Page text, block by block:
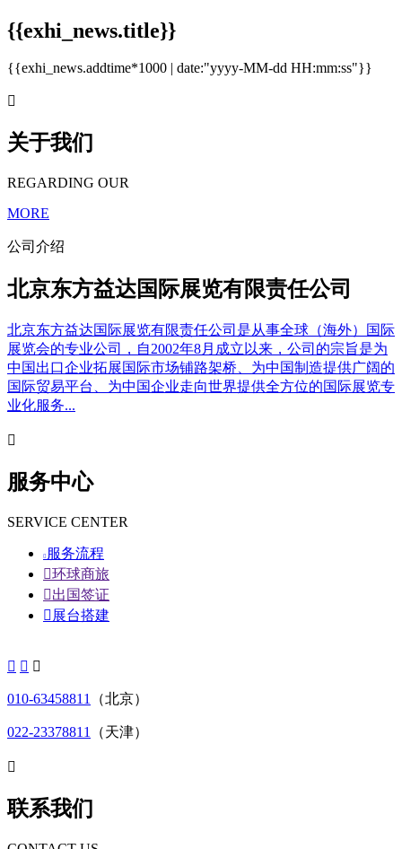
{{exhi_news.title}}
{{exhi_news.addtime*1000 | date:"yyyy-MM-dd HH:mm:ss"}}

关于我们
REGARDING OUR
MORE
公司介绍
北京东方益达国际展览有限责任公司
北京东方益达国际展览有限责任公司是从事全球（海外）国际
展览会的专业公司，自2002年8月成立以来，公司的宗旨是为
中国出口企业拓展国际市场铺路架桥、为中国制造提供广阔的
国际贸易平台、为中国企业走向世界提供全方位的国际展览专
业化服务...

服务中心
SERVICE CENTER
 服务流程
环球商旅
出国签证
 展台搭建
  
010-63458811 （北京）
022-23378811 （天津）

联系我们